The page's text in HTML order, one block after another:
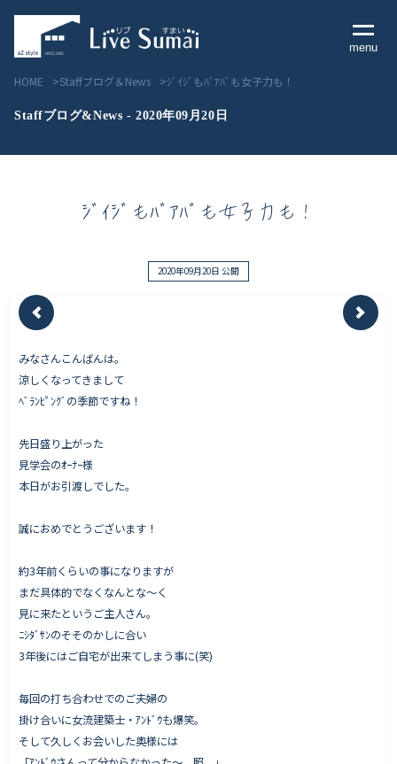
menu
Livesumai 住宅標準性能
Livesumai 保証について
見学会／モデルハウス情報
物件情報
Works - 施工実績
完成案内
お役立ちコラム
代表挨拶
スタッフ紹介
会社概要
HOME Staffブログ＆News ｼﾞｲｼﾞもﾊﾞｱﾊﾞも女子力も！
Staffブログ&News - 2020年09月20日
ｼﾞｲｼﾞもﾊﾞｱﾊﾞも女子力も！
2020年09月20日 公開
みなさんこんばんは。
涼しくなってきまして
ﾍﾞﾗﾝﾋﾟﾝｸﾞの季節ですね！
先日盛り上がった
見学会のｵｰﾅｰ様
本日がお引渡しでした。
誠におめでとうございます！
約3年前くらいの事になりますが
まだ具体的でなくなんとな〜く
見に来たというご主人さん。
ﾆｼﾀﾞｻﾝのそそのかしに合い
3年後にはご自宅が出来てしまう事に(笑)
毎回の打ち合わせでのご夫婦の
掛け合いに女流建築士・ｱﾝﾄﾞｳも爆笑。
そして久しくお会いした奥様には